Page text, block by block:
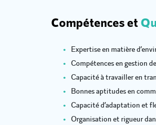
Compétences et
Expertise en matière
Compétences en gestion
Capacité à travailler en
Bonnes aptitudes en
Capacité d’adaptation et
Organisation et rigueur